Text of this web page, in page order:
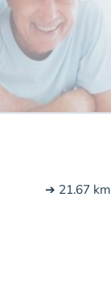
➔ 21.67 km